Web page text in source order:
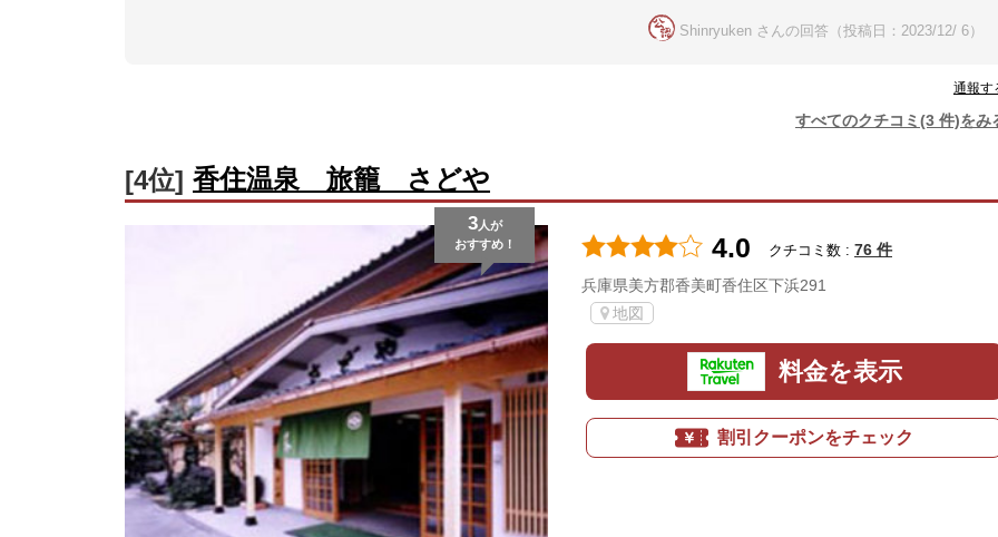
Shinryuken さんの回答（投稿日：2023/12/ 6）
通報す
すべてのクチコミ(3 件)をみ
[4位] 香住温泉 旅籠 さどや
3人が
おすすめ！
4.0 クチコミ数 : 76 件
兵庫県美方郡香美町香住区下浜291
地図
料金を表示
割引クーポンをチェック